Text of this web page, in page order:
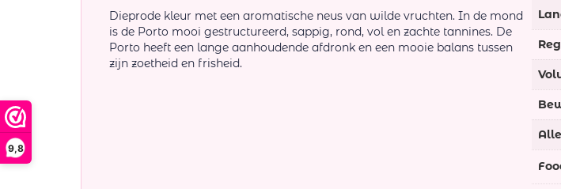
9,8
Dieprode kleur met een aromatische neus van wilde vruchten. In de mond
is de Porto mooi gestructureerd, sappig, rond, vol en zachte tannines. De
Porto heeft een lange aanhoudende afdronk en een mooie balans tussen
zijn zoetheid en frisheid.